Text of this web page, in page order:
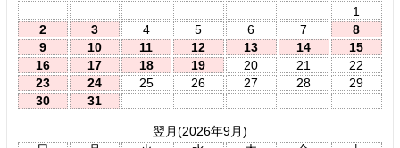
1
2
3 4 5 6 7
8
9
10 11 12 13 14
15
16
17 18 19 20 21
22
23
24 25 26 27 28
29
30
31
翌月(2026年9月)